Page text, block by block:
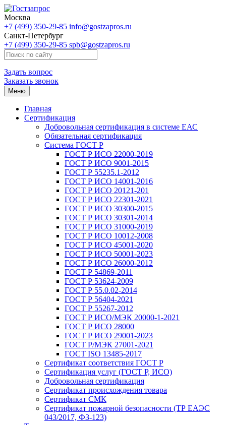
Москва
+7 (499) 350-29-85 info@gostzapros.ru
Санкт-Петербург
+7 (499) 350-29-85 spb@gostzapros.ru
Задать вопрос
Заказать звонок
Меню
Главная
Сертификация
Добровольная сертификация в системе ЕАС
Обязательная сертификация
Система ГОСТ Р
ГОСТ Р ИСО 22000-2019
ГОСТ Р ИСО 9001-2015
ГОСТ Р 55235.1-2012
ГОСТ Р ИСО 14001-2016
ГОСТ Р ИСО 20121-201
ГОСТ Р ИСО 22301-2021
ГОСТ Р ИСО 30300-2015
ГОСТ Р ИСО 30301-2014
ГОСТ Р ИСО 31000-2019
ГОСТ Р ИСО 10012-2008
ГОСТ Р ИСО 45001-2020
ГОСТ Р ИСО 50001-2023
ГОСТ Р ИСО 26000-2012
ГОСТ Р 54869-2011
ГОСТ Р 53624-2009
ГОСТ Р 55.0.02-2014
ГОСТ Р 56404-2021
ГОСТ Р 55267-2012
ГОСТ Р ИСО/МЭК 20000-1-2021
ГОСТ Р ИСО 28000
ГОСТ Р ИСО 29001-2023
ГОСТ Р/МЭК 27001-2021
ГОСТ ISO 13485-2017
Сертификат соответствия ГОСТ Р
Сертификация услуг (ГОСТ Р, ИСО)
Добровольная сертификация
Сертификат происхождения товара
Сертификат СМК
Сертификат пожарной безопасности (ТР ЕАЭС
043/2017, ФЗ-123)